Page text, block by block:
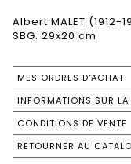
Albert MALET
SBG. 29x20 cm
MES ORDRES D'ACHAT
INFORMATIONS SUR LA
CONDITIONS DE VENTE
RETOURNER AU